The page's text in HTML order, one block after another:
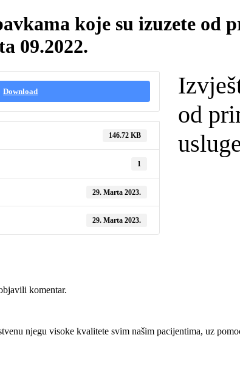
koje su izuzete od
09.2022.
Download
146.72 KB
1
29. Marta 2023.
29. Marta 2023.
od
komentar.
njegu visoke kvalitete svim našim pacijentima, uz